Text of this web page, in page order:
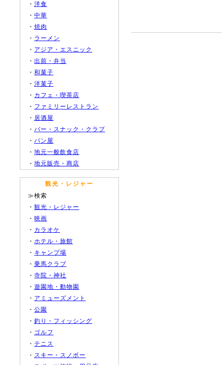
・ 洋食
・ 中華
・ 焼肉
・ ラーメン
・ アジア・エスニック
・ 出前・弁当
・ 和菓子
・ 洋菓子
・ カフェ・喫茶店
・ ファミリーレストラン
・ 居酒屋
・ バー・スナック・クラブ
・ パン屋
・ 地元一般飲食店
・ 地元販売・商店
観光・レジャー
≫検索
・ 観光・レジャー
・ 映画
・ カラオケ
・ ホテル・旅館
・ キャンプ場
・ 乗馬クラブ
・ 寺院・神社
・ 遊園地・動物園
・ アミューズメント
・ 公園
・ 釣り・フィッシング
・ ゴルフ
・ テニス
・ スキー・スノボー